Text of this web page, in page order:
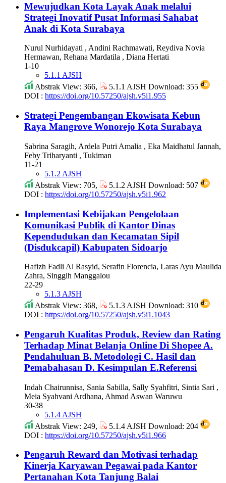
Mewujudkan Kota Layak Anak melalui
Strategi Inovatif Pusat Informasi Sahabat
Anak di Kota Surabaya
Nurul Nurhidayati , Andini Rachmawati, Reydiva Novia
Hermawan, Rehana Mardatila , Diana Hertati
1-10
5.1.1 AJSH
Abstrak View: 366,
5.1.1 AJSH Download: 355
DOI : https://doi.org/10.57250/ajsh.v5i1.955
Strategi Pengembangan Ekowisata Kebun
Raya Mangrove Wonorejo Kota Surabaya
Sabrina Saragih, Ardela Putri Amalia , Eka Maidhatul Jannah,
Feby Triharyanti , Tukiman
11-21
5.1.2 AJSH
Abstrak View: 705,
5.1.2 AJSH Download: 507
DOI : https://doi.org/10.57250/ajsh.v5i1.962
Implementasi Kebijakan Pengelolaan
Komunikasi Publik di Kantor Dinas
Kependudukan dan Kecamatan Sipil
(Disdukcapil) Kabupaten Sidoarjo
Hafizh Fadli Al Rasyid, Serafin Florencia, Laras Ayu Maulida
Zahra, Singgih Manggalou
22-29
5.1.3 AJSH
Abstrak View: 368,
5.1.3 AJSH Download: 310
DOI : https://doi.org/10.57250/ajsh.v5i1.1043
Pengaruh Kualitas Produk, Review dan Rating
Terhadap Minat Belanja Online Di Shopee A.
Pendahuluan B. Metodologi C. Hasil dan
Pemabahasan D. Kesimpulan E.Referensi
Indah Chairunnisa, Sania Sabilla, Sally Syahfitri, Sintia Sari ,
Meia Syahvani Ardhana, Ahmad Aswan Waruwu
30-38
5.1.4 AJSH
Abstrak View: 249,
5.1.4 AJSH Download: 204
DOI : https://doi.org/10.57250/ajsh.v5i1.966
Pengaruh Reward dan Motivasi terhadap
Kinerja Karyawan Pegawai pada Kantor
Pertanahan Kota Tanjung Balai